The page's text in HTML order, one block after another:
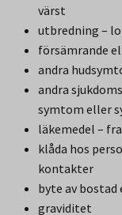
värst
utbredning –
försämrande
andra
andra
symtom eller
läkemedel –
klåda hos
kontakter
byte av
graviditet